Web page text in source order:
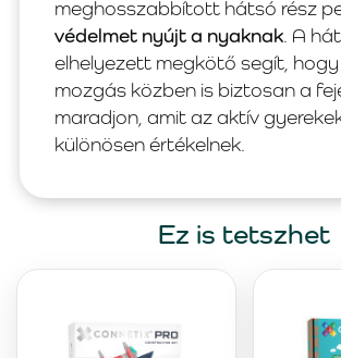
meghosszabbított hátsó rész
védelmet nyújt a nyaknak. A
elhelyezett megkötő segít,
mozgás közben is biztosan a
maradjon, amit az aktív
különösen értékelnek.
Ez is tetszhet